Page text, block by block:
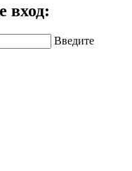
вход:
Введите